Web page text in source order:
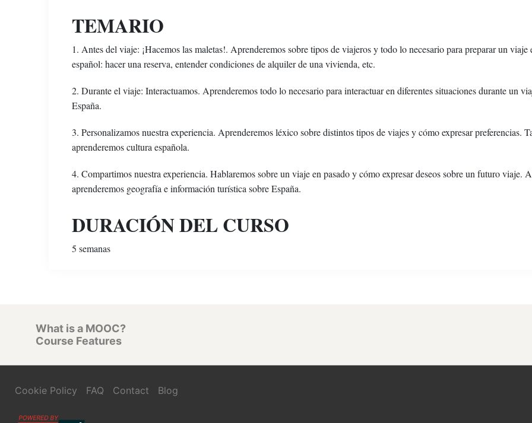
TEMARIO
1. Antes del viaje: ¡Hacemos las maletas!. Aprenderemos sobre tipos de viajeros y todo lo necesario para preparar un viaje
español: hacer una reserva, entender condiciones de alquiler de una vivienda, etc.
2. Durante el viaje: Interactuamos. Aprenderemos todo lo necesario para interactuar en diferentes situaciones durante un
España.
3. Personalizamos nuestra experiencia. Aprenderemos léxico sobre distintos tipos de viajes y cómo expresar preferencias.
aprenderemos cultura española.
4. Compartimos nuestra experiencia. Hablaremos sobre un viaje en pasado y cómo expresar deseos sobre un futuro viaje.
aprenderemos geografía e información turística sobre España.
DURACIÓN DEL CURSO
5 semanas
What is a MOOC?
Course Features
Cookie Policy FAQ Contact Blog